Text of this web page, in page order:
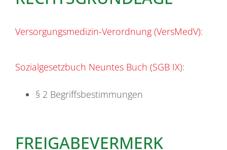
Versorgungsmedizin-Verordnung (VersMedV):
Sozialgesetzbuch Neuntes Buch (SGB IX):
§ 2 Begriffsbestimmungen
FREIGABEVERMERK